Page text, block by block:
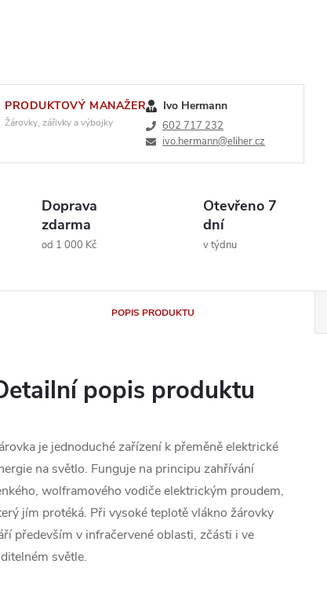
PRODUKTOVÝ MANAŽER
Žárovky, zářivky a výbojky
Ivo Hermann
602 717 232
ivo.hermann@eliher.cz
Doprava
zdarma
od 1 000 Kč
Otevřeno 7
dní
v týdnu
POPIS PRODUKTU
popis produktu
je jednoduché zařízení k přeměně elektrické
na světlo. Funguje na principu zahřívání
wolframového vodiče elektrickým proudem,
jím protéká. Při vysoké teplotě vlákno žárovky
především v infračervené oblasti, zčásti i ve
světle.